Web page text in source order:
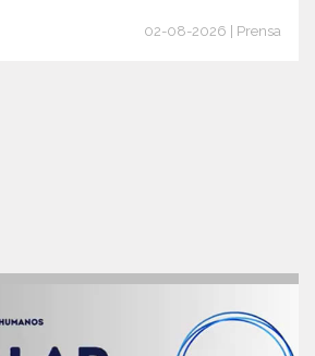
02-08-2026 | Prensa